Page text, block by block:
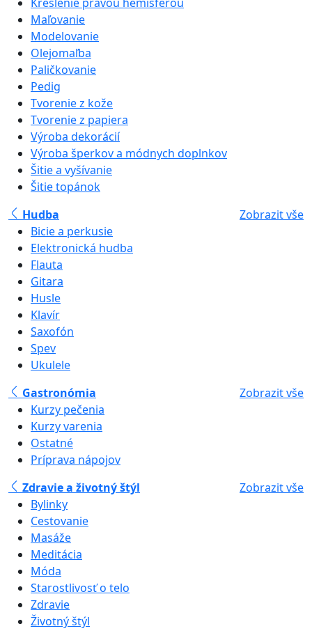
Maľovanie
Modelovanie
Olejomaľba
Paličkovanie
Pedig
Tvorenie z kože
Tvorenie z papiera
Výroba dekorácií
Výroba šperkov a módnych doplnkov
Šitie a vyšívanie
Šitie topánok
Hudba
Zobrazit vše
Bicie a perkusie
Elektronická hudba
Flauta
Gitara
Husle
Klavír
Saxofón
Spev
Ukulele
Gastronómia
Zobrazit vše
Kurzy pečenia
Kurzy varenia
Ostatné
Príprava nápojov
Zdravie a životný štýl
Zobrazit vše
Bylinky
Cestovanie
Masáže
Meditácia
Móda
Starostlivosť o telo
Zdravie
Životný štýl